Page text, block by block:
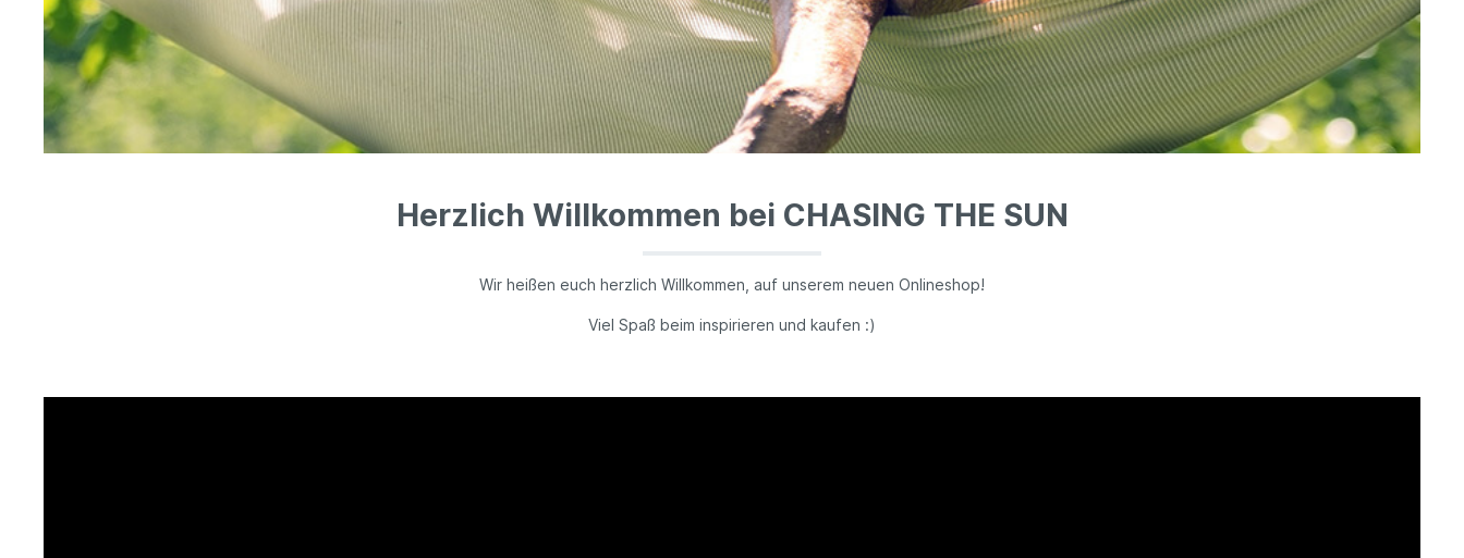
Herzlich Willkommen bei CHASING THE SUN
Wir heißen euch herzlich Willkommen, auf unserem neuen Onlineshop!
Viel Spaß beim inspirieren und kaufen :)